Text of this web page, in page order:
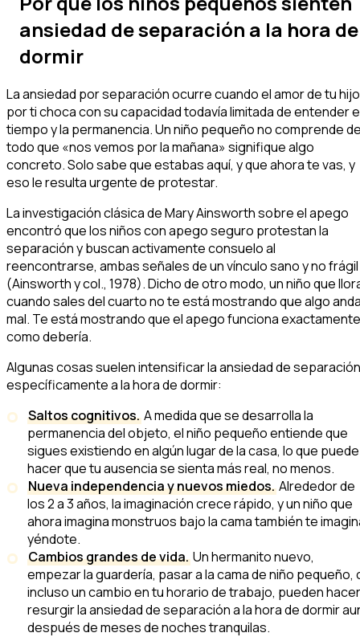
ansiedad de separación a la hora de
dormir
La ansiedad por separación ocurre cuando el amor de tu hijo
por ti choca con su capacidad todavía limitada de entender
tiempo y la permanencia. Un niño pequeño no comprende
todo que «nos vemos por la mañana» signifique algo
concreto. Solo sabe que estabas aquí, y que ahora te vas, y
eso le resulta urgente de protestar.
La investigación clásica de Mary Ainsworth sobre el apego
encontró que los niños con apego seguro protestan la
separación y buscan activamente consuelo al
reencontrarse, ambas señales de un vínculo sano y no frágil
(Ainsworth y col., 1978). Dicho de otro modo, un niño que
cuando sales del cuarto no te está mostrando que algo
mal. Te está mostrando que el apego funciona exactamente
como debería.
Algunas cosas suelen intensificar la ansiedad de separación
específicamente a la hora de dormir:
Saltos cognitivos.A medida que se desarrolla la
permanencia del objeto, el niño pequeño entiende que
sigues existiendo en algún lugar de la casa, lo que puede
hacer que tu ausencia se sienta más real, no menos.
Nueva independencia y nuevos miedos.Alrededor de
los 2 a 3 años, la imaginación crece rápido, y un niño que
ahora imagina monstruos bajo la cama también te
yéndote.
Cambios grandes de vida.Un hermanito nuevo,
empezar la guardería, pasar a la cama de niño pequeño,
incluso un cambio en tu horario de trabajo, pueden hacer
resurgir la ansiedad de separación a la hora de dormir
después de meses de noches tranquilas.